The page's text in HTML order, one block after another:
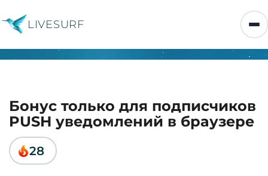
LIVESURF
Бонус только для подписчиков
PUSH уведомлений в браузере
28